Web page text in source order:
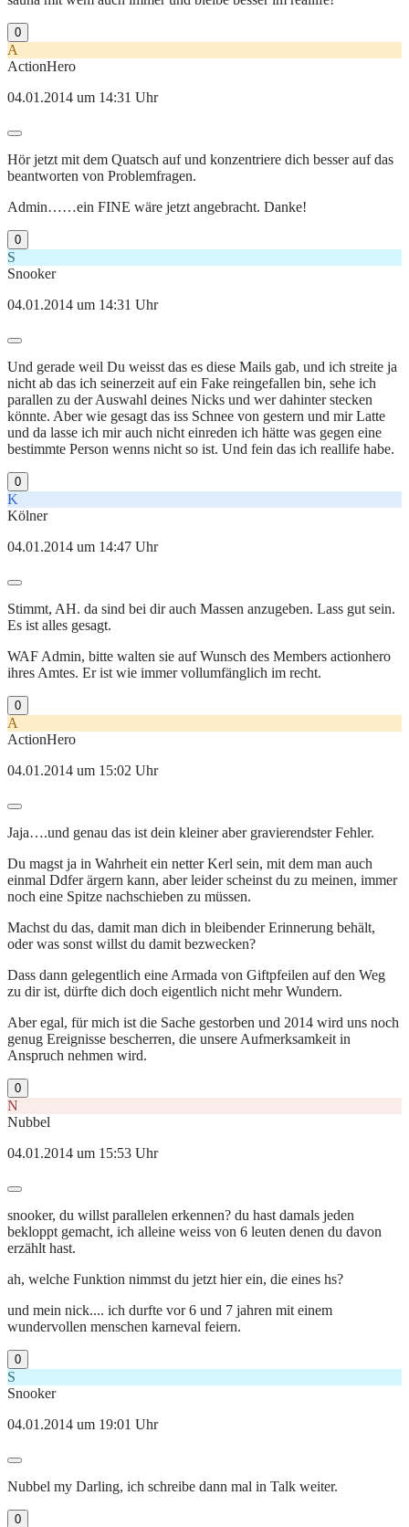
0
A
ActionHero
04.01.2014 um 14:31 Uhr
Hör jetzt mit dem Quatsch auf und konzentriere dich besser auf das
beantworten von Problemfragen.
Admin……ein FINE wäre jetzt angebracht. Danke!
0
S
Snooker
04.01.2014 um 14:31 Uhr
Und gerade weil Du weisst das es diese Mails gab, und ich streite ja
nicht ab das ich seinerzeit auf ein Fake reingefallen bin, sehe ich
parallen zu der Auswahl deines Nicks und wer dahinter stecken
könnte. Aber wie gesagt das iss Schnee von gestern und mir Latte
und da lasse ich mir auch nicht einreden ich hätte was gegen eine
bestimmte Person wenns nicht so ist. Und fein das ich reallife habe.
0
K
Kölner
04.01.2014 um 14:47 Uhr
Stimmt, AH. da sind bei dir auch Massen anzugeben. Lass gut sein.
Es ist alles gesagt.
WAF Admin, bitte walten sie auf Wunsch des Members actionhero
ihres Amtes. Er ist wie immer vollumfänglich im recht.
0
A
ActionHero
04.01.2014 um 15:02 Uhr
Jaja….und genau das ist dein kleiner aber gravierendster Fehler.
Du magst ja in Wahrheit ein netter Kerl sein, mit dem man auch
einmal Ddfer ärgern kann, aber leider scheinst du zu meinen, immer
noch eine Spitze nachschieben zu müssen.
Machst du das, damit man dich in bleibender Erinnerung behält,
oder was sonst willst du damit bezwecken?
Dass dann gelegentlich eine Armada von Giftpfeilen auf den Weg
zu dir ist, dürfte dich doch eigentlich nicht mehr Wundern.
Aber egal, für mich ist die Sache gestorben und 2014 wird uns noch
genug Ereignisse bescherren, die unsere Aufmerksamkeit in
Anspruch nehmen wird.
0
N
Nubbel
04.01.2014 um 15:53 Uhr
snooker, du willst parallelen erkennen? du hast damals jeden
bekloppt gemacht, ich alleine weiss von 6 leuten denen du davon
erzählt hast.
ah, welche Funktion nimmst du jetzt hier ein, die eines hs?
und mein nick.... ich durfte vor 6 und 7 jahren mit einem
wundervollen menschen karneval feiern.
0
S
Snooker
04.01.2014 um 19:01 Uhr
Nubbel my Darling, ich schreibe dann mal in Talk weiter.
0